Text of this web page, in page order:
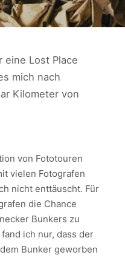
eine Lost Place
mich nach
Kilometer von
von Fototouren
vielen Fotografen
nicht enttäuscht. Für
die Chance
Bunkers zu
ich nur, dass der
Bunker geworben